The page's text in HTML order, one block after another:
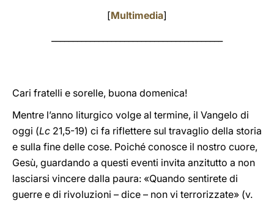
[Multimedia]
Cari fratelli e sorelle, buona domenica!
Mentre l’anno liturgico volge al termine, il Vangelo di
oggi (Lc 21,5-19) ci fa riflettere sul travaglio della storia
e sulla fine delle cose. Poiché conosce il nostro cuore,
Gesù, guardando a questi eventi invita anzitutto a non
lasciarsi vincere dalla paura: «Quando sentirete di
guerre e di rivoluzioni – dice – non vi terrorizzate» (v.